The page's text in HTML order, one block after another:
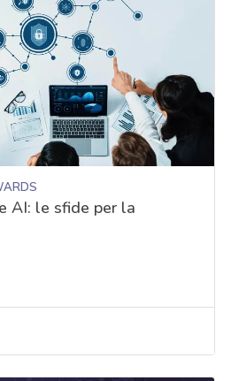
AI: le sfide per la